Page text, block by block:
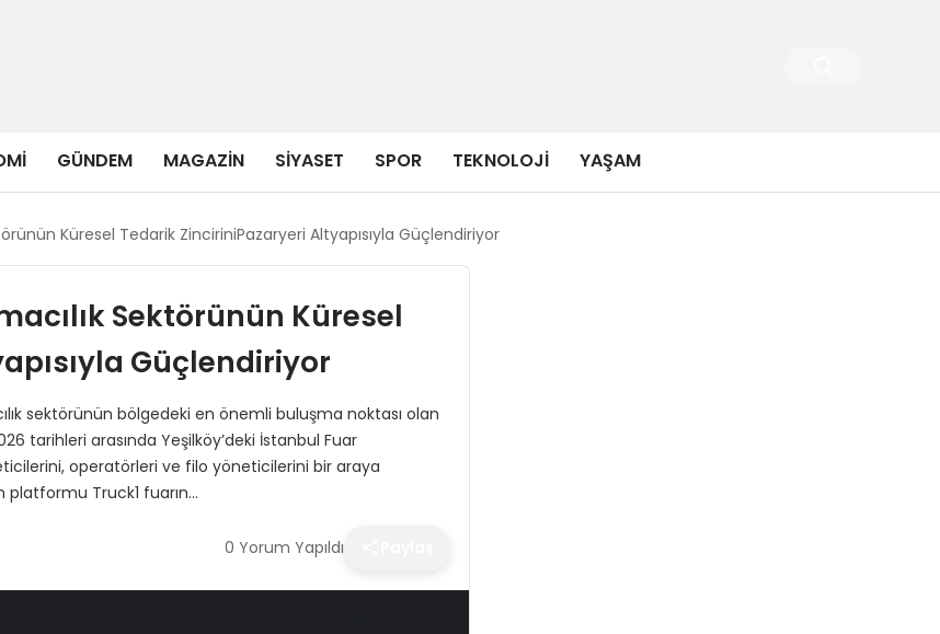
GÜNDEM MAGAZIN SIYASET SPOR TEKNOLOJI YAŞAM
Küresel Tedarik ZinciriniPazaryeri Altyapısıyla Güçlendiriyor
Sektörünün Küresel
Güçlendiriyor
sektörünün bölgedeki en önemli buluşma noktası olan
tarihleri arasında Yeşilköy’deki İstanbul Fuar
operatörleri ve filo yöneticilerini bir araya
platformu Truck1 fuarın…
0 Yorum Yapıldı